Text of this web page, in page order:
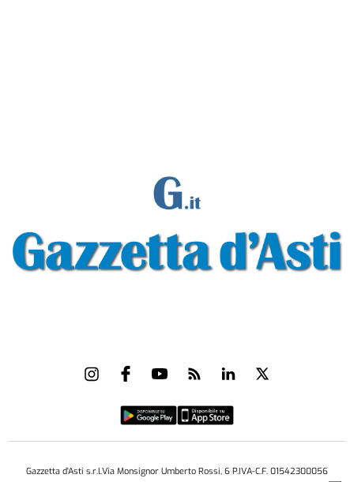
Gazzetta d'Asti s.r.l.Via Monsignor Umberto Rossi, 6 P.IVA-C.F. 01542300056